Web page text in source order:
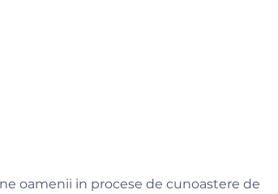
oamenii in procese de cunoastere de